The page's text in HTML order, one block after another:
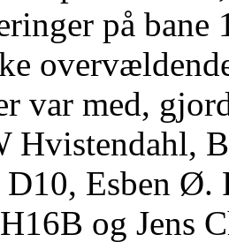
på bane
var med,
Hvistendahl,
Esben Ø.
og Jens